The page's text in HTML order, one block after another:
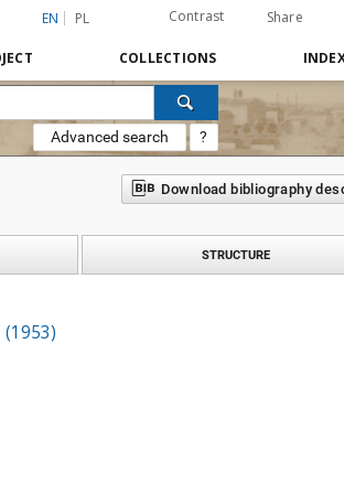
EN PL Contrast Share
COLLECTIONS
Advanced search ?
Download bibliography
STRUCTURE